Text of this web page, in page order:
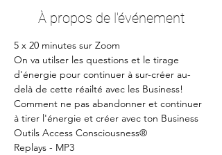
À propos de l'événement
5 x 20 minutes sur Zoom
On va utilser les questions et le tirage
d'énergie pour continuer à sur-créer au-
delà de cette réailté avec les Business!
Comment ne pas abandonner et continuer
à tirer l'énergie et créer avec ton Business
Outils Access Consciousness®
Replays - MP3